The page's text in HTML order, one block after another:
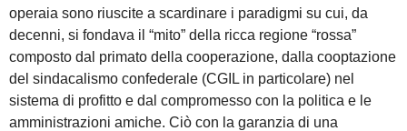
operaia sono riuscite a scardinare i paradigmi su cui, da
decenni, si fondava il “mito” della ricca regione “rossa”
composto dal primato della cooperazione, dalla cooptazione
del sindacalismo confederale (CGIL in particolare) nel
sistema di profitto e dal compromesso con la politica e le
amministrazioni amiche. Ciò con la garanzia di una